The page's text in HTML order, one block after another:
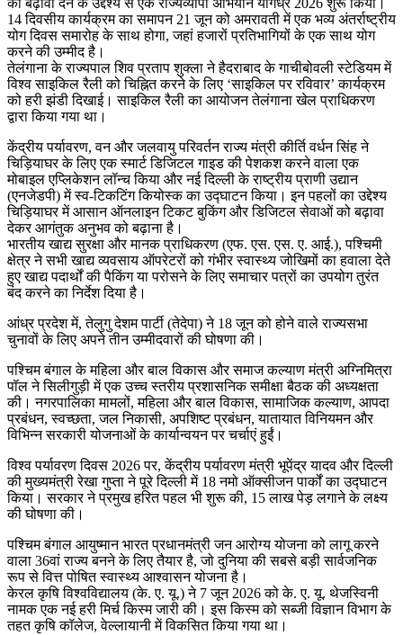
को बढ़ावा देने के उद्देश्य से एक राज्यव्यापी अभियान योगंध्र 2026 शुरू किया।
14 दिवसीय कार्यक्रम का समापन 21 जून को अमरावती में एक भव्य अंतर्राष्ट्रीय
योग दिवस समारोह के साथ होगा, जहां हजारों प्रतिभागियों के एक साथ योग
करने की उम्मीद है।
तेलंगाना के राज्यपाल शिव प्रताप शुक्ला ने हैदराबाद के गाचीबोवली स्टेडियम में
विश्व साइकिल रैली को चिह्नित करने के लिए ‘साइकिल पर रविवार’ कार्यक्रम
को हरी झंडी दिखाई। साइकिल रैली का आयोजन तेलंगाना खेल प्राधिकरण
द्वारा किया गया था।
केंद्रीय पर्यावरण, वन और जलवायु परिवर्तन राज्य मंत्री कीर्ति वर्धन सिंह ने
चिड़ियाघर के लिए एक स्मार्ट डिजिटल गाइड की पेशकश करने वाला एक
मोबाइल एप्लिकेशन लॉन्च किया और नई दिल्ली के राष्ट्रीय प्राणी उद्यान
(एनजेडपी) में स्व-टिकटिंग कियोस्क का उद्घाटन किया। इन पहलों का उद्देश्य
चिड़ियाघर में आसान ऑनलाइन टिकट बुकिंग और डिजिटल सेवाओं को बढ़ावा
देकर आगंतुक अनुभव को बढ़ाना है।
भारतीय खाद्य सुरक्षा और मानक प्राधिकरण (एफ. एस. एस. ए. आई.), पश्चिमी
क्षेत्र ने सभी खाद्य व्यवसाय ऑपरेटरों को गंभीर स्वास्थ्य जोखिमों का हवाला देते
हुए खाद्य पदार्थों की पैकिंग या परोसने के लिए समाचार पत्रों का उपयोग तुरंत
बंद करने का निर्देश दिया है।
आंध्र प्रदेश में, तेलुगु देशम पार्टी (तेदेपा) ने 18 जून को होने वाले राज्यसभा
चुनावों के लिए अपने तीन उम्मीदवारों की घोषणा की।
पश्चिम बंगाल के महिला और बाल विकास और समाज कल्याण मंत्री अग्निमित्रा
पॉल ने सिलीगुड़ी में एक उच्च स्तरीय प्रशासनिक समीक्षा बैठक की अध्यक्षता
की। नगरपालिका मामलों, महिला और बाल विकास, सामाजिक कल्याण, आपदा
प्रबंधन, स्वच्छता, जल निकासी, अपशिष्ट प्रबंधन, यातायात विनियमन और
विभिन्न सरकारी योजनाओं के कार्यान्वयन पर चर्चाएं हुईं।
विश्व पर्यावरण दिवस 2026 पर, केंद्रीय पर्यावरण मंत्री भूपेंद्र यादव और दिल्ली
की मुख्यमंत्री रेखा गुप्ता ने पूरे दिल्ली में 18 नमो ऑक्सीजन पार्कों का उद्घाटन
किया। सरकार ने प्रमुख हरित पहल भी शुरू की, 15 लाख पेड़ लगाने के लक्ष्य
की घोषणा की।
पश्चिम बंगाल आयुष्मान भारत प्रधानमंत्री जन आरोग्य योजना को लागू करने
वाला 36वां राज्य बनने के लिए तैयार है, जो दुनिया की सबसे बड़ी सार्वजनिक
रूप से वित्त पोषित स्वास्थ्य आश्वासन योजना है।
केरल कृषि विश्वविद्यालय (के. ए. यू.) ने 7 जून 2026 को के. ए. यू. थेजस्विनी
नामक एक नई हरी मिर्च किस्म जारी की। इस किस्म को सब्जी विज्ञान विभाग के
तहत कृषि कॉलेज, वेल्लायानी में विकसित किया गया था।